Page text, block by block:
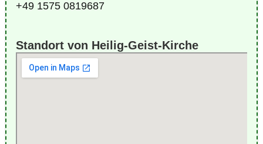
+49 1575 0819687
Standort von Heilig-Geist-Kirche